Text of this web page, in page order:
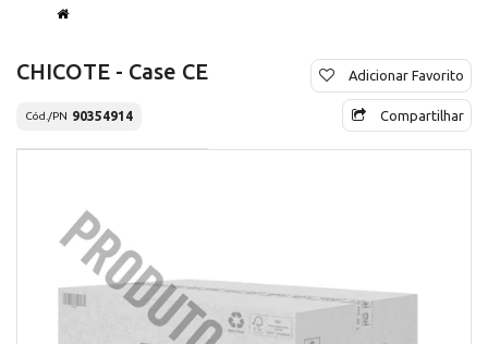
CHICOTE - Case CE
Cód./PN 90354914
Adicionar Favorito
Compartilhar